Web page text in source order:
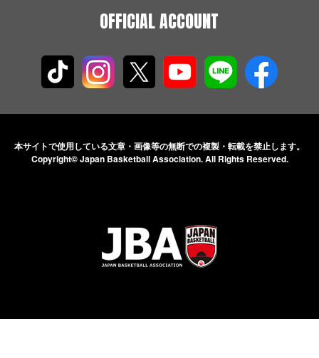
OFFICIAL ACCOUNT
本サイトで使用している文章・画像等の無断での複製・転載を禁止します。
Copyright© Japan Basketball Association.All Rights Reserved.